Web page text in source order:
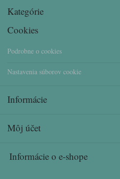
Kategórie
Cookies
Podrobne o cookies
Nastavenia súborov cookie
Informácie
Môj účet
Informácie o e-shope